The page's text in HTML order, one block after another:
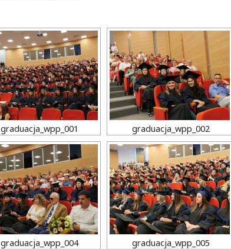
graduacja_wpp_001 graduacja_wpp_002
graduacja_wpp_004 graduacja_wpp_005